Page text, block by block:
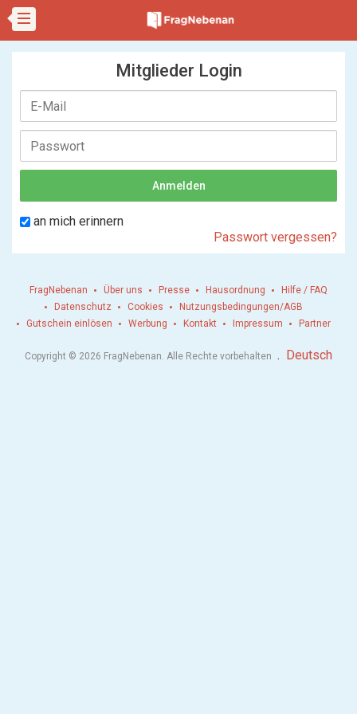
Mitglieder Login
an mich erinnern
Passwort vergessen?
FragNebenan Über uns Presse Hausordnung
Hilfe / FAQ
Datenschutz
Cookies
Nutzungsbedingungen/AGB
Gutschein einlösen
Werbung Kontakt Impressum Partner
Copyright © 2026 FragNebenan. Alle Rechte vorbehalten . Deutsch